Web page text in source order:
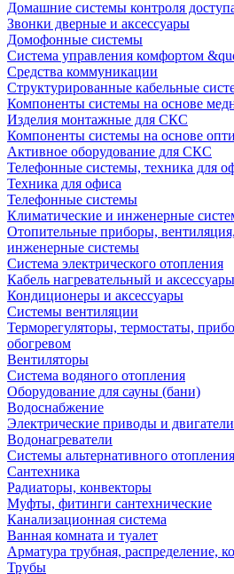
Домашние системы контроля
Звонки дверные и аксессуары
Домофонные системы
Система управления комфортом
Средства коммуникации
Структурированные кабельные
Компоненты системы на основе
Изделия монтажные для СКС
Компоненты системы на основе
Активное оборудование для СКС
Телефонные системы, техника для
Техника для офиса
Телефонные системы
Климатические и инженерные
Отопительные приборы,
инженерные системы
Система электрического отопления
Кабель нагревательный и аксессуары
Кондиционеры и аксессуары
Системы вентиляции
Терморегуляторы, термостаты,
обогревом
Вентиляторы
Система водяного отопления
Оборудование для сауны (бани)
Водоснабжение
Электрические приводы и двигатели
Водонагреватели
Системы альтернативного отопления
Сантехника
Радиаторы, конвекторы
Муфты, фитинги сантехнические
Канализационная система
Ванная комната и туалет
Арматура трубная, распределение,
Трубы